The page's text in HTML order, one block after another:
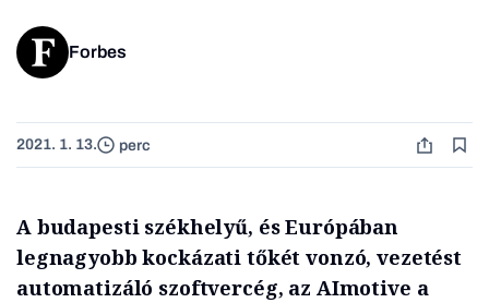
Forbes
2021. 1. 13. perc
A budapesti székhelyű, és Európában
legnagyobb kockázati tőkét vonzó, vezetést
automatizáló szoftvercég, az AImotive a